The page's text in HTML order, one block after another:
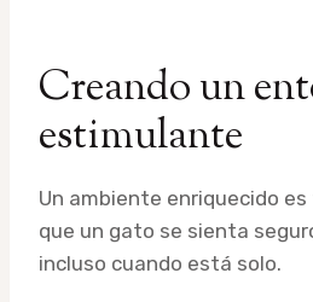
Creando un
estimulante
Un ambiente enriquecido
que un gato se sienta
incluso cuando está solo.